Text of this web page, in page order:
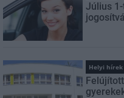
Július
Helyi hírek